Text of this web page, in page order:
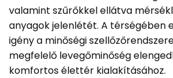
valamint szűrőkkel ellátva
anyagok jelenlétét. A térségében
igény a minőségi
megfelelő levegőminőség
komfortos élettér kialakításához.